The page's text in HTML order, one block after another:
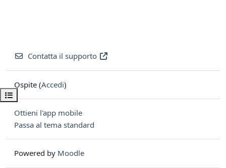
Apri indice del corso
Contatta il supporto
Ospite (Accedi)
Ottieni l'app mobile
Passa al tema standard
Powered by Moodle